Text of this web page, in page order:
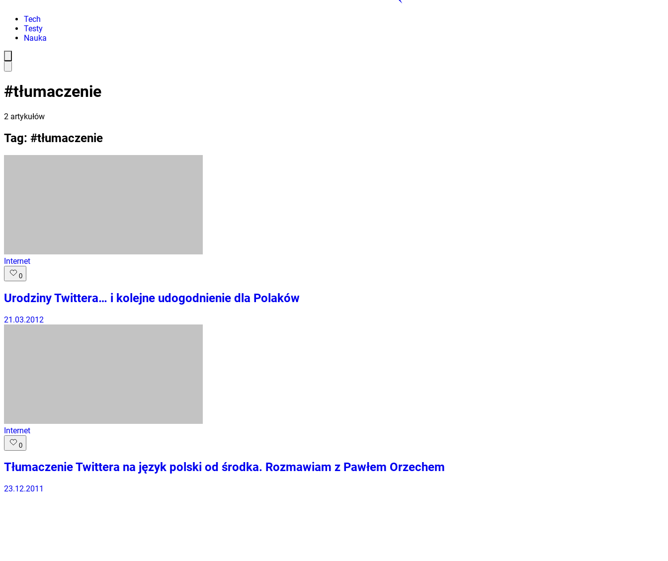
Tech
Testy
Nauka
#tłumaczenie
2 artykułów
Tag: #tłumaczenie
Internet
0
Urodziny Twittera… i kolejne udogodnienie dla Polaków
21.03.2012
Internet
0
Tłumaczenie Twittera na język polski od środka. Rozmawiam z Pawłem Orzechem
23.12.2011